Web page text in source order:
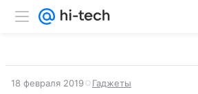
18 февраля 2019 Гаджеты